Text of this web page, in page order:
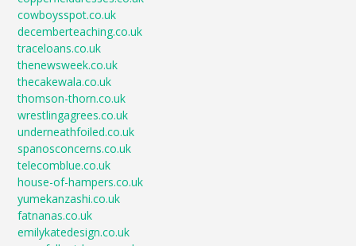
cowboysspot.co.uk
decemberteaching.co.uk
traceloans.co.uk
thenewsweek.co.uk
thecakewala.co.uk
thomson-thorn.co.uk
wrestlingagrees.co.uk
underneathfoiled.co.uk
spanosconcerns.co.uk
telecomblue.co.uk
house-of-hampers.co.uk
yumekanzashi.co.uk
fatnanas.co.uk
emilykatedesign.co.uk